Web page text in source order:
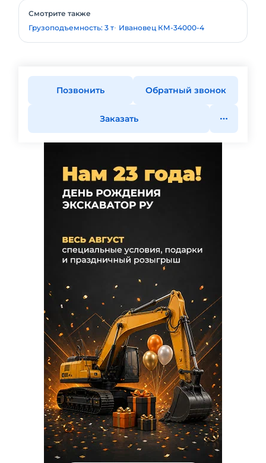
Смотрите также
Грузоподъемность: 3 т Ивановец КМ-34000-4
Позвонить Обратный звонок
Заказать